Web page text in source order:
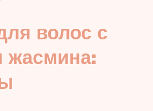
волос с
жасмина: